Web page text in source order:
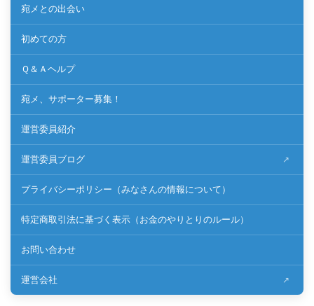
宛メとの出会い
初めての方
Ｑ＆Ａヘルプ
宛メ、サポーター募集！
運営委員紹介
運営委員ブログ
プライバシーポリシー（みなさんの情報について）
特定商取引法に基づく表示（お金のやりとりのルール）
お問い合わせ
運営会社